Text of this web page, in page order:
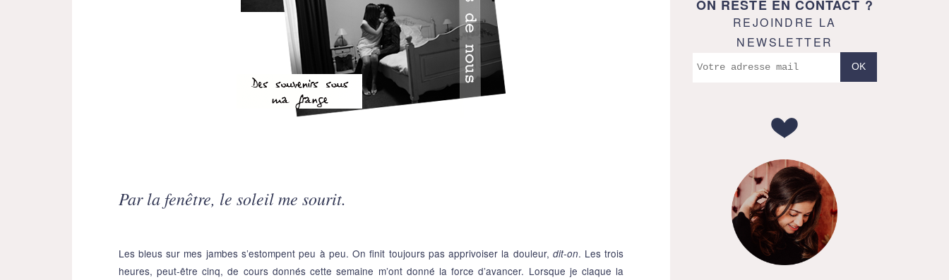
Par la fenêtre, le soleil me sourit.
Les bleus sur mes jambes s’estompent peu à peu. On finit toujours pas apprivoiser la douleur, dit-on. Les trois
heures, peut-être cinq, de cours donnés cette semaine m’ont donné la force d’avancer. Lorsque je claque la
ON RESTE EN CONTACT ?
REJOINDRE LA
NEWSLETTER